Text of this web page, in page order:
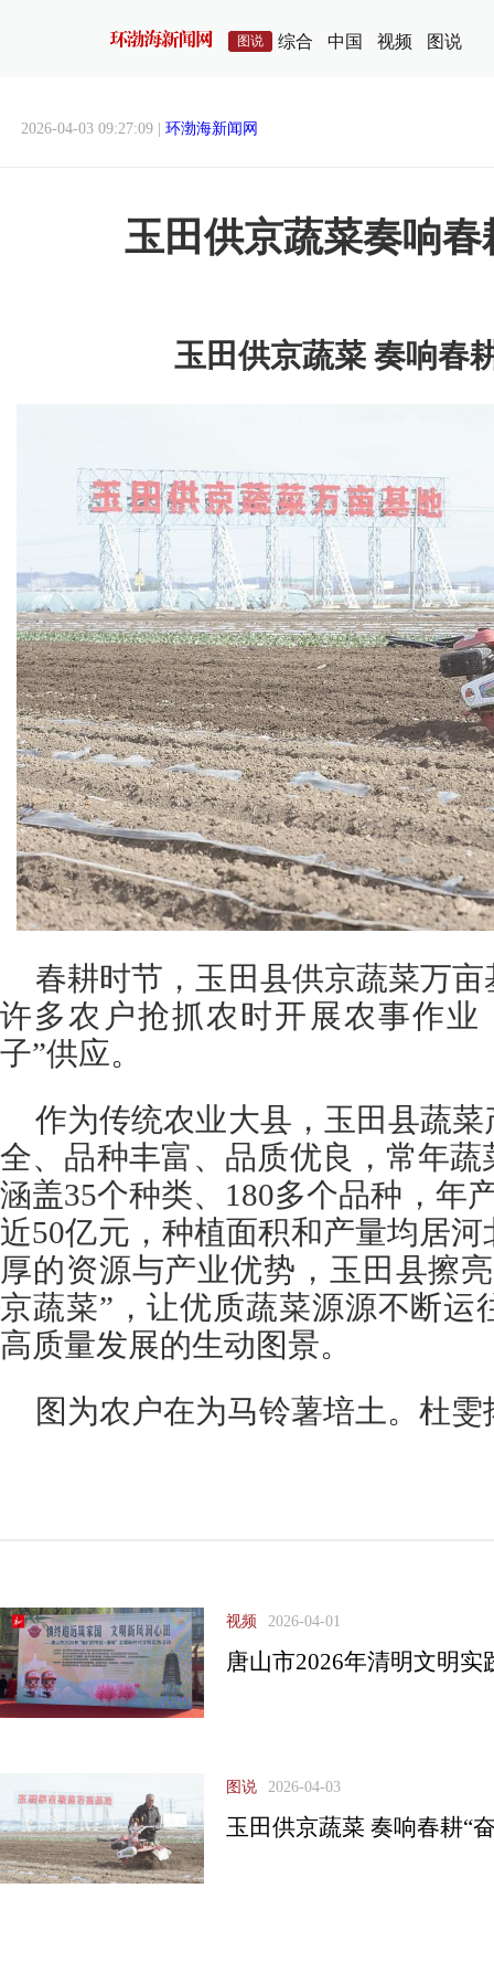
图说 综合 中国 视频 图说
2026-04-03 09:27:09 | 环渤海新闻网
玉田供京蔬菜奏响春
玉田供京蔬菜 奏响春
春耕时节，玉田县供京蔬菜万
许多农户抢抓农时开展农事作业
子”供应。
作为传统农业大县，玉田县蔬
全、品种丰富、品质优良，常年
涵盖35个种类、180多个品种，年
近50亿元，种植面积和产量均居
厚的资源与产业优势，玉田县擦
京蔬菜”，让优质蔬菜源源不断运
高质量发展的生动图景。
图为农户在为马铃薯培土。杜雯
视频 2026-04-01
唐山市2026年清明文明实
图说 2026-04-03
玉田供京蔬菜 奏响春耕“